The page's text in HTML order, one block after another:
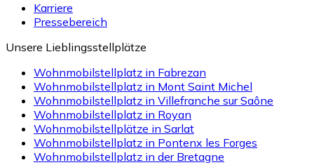
Karriere
Pressebereich
Unsere Lieblingsstellplätze
Wohnmobilstellplatz in Fabrezan
Wohnmobilstellplatz in Mont Saint Michel
Wohnmobilstellplatz in Villefranche sur Saône
Wohnmobilstellplatz in Royan
Wohnmobilstellplätze in Sarlat
Wohnmobilstellplatz in Pontenx les Forges
Wohnmobilstellplatz in der Bretagne